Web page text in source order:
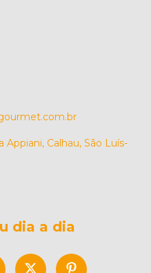
Appiani, Calhau, São Luís-
dia a dia